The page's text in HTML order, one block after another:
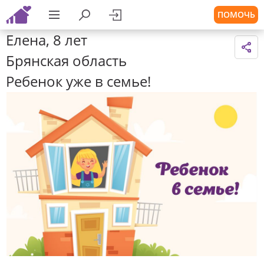
ПОМОЧЬ
Елена, 8 лет
Брянская область
Ребенок уже в семье!